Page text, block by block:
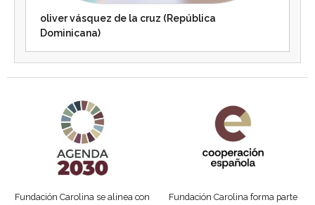
oliver vásquez de la cruz (República
Dominicana)
Fundación Carolina se alinea con
Fundación Carolina forma parte